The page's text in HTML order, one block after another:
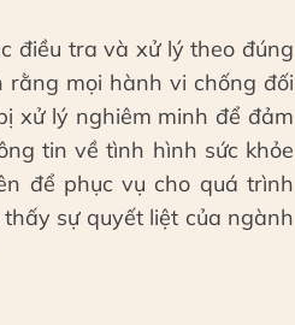
điều tra và xử lý theo đúng
mọi hành vi chống đối
xử lý nghiêm minh để đảm
tin về tình hình sức khỏe
để phục vụ cho quá trình
sự quyết liệt của ngành